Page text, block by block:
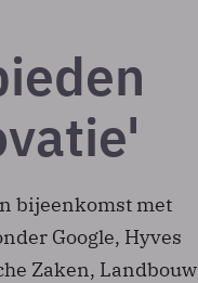
bijeenkomst met
Google, Hyves
Zaken, Landbouw